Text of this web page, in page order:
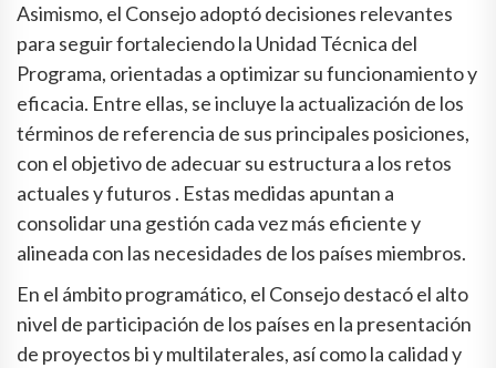
Asimismo, el Consejo adoptó decisiones relevantes
para seguir fortaleciendo la Unidad Técnica del
Programa, orientadas a optimizar su funcionamiento y
eficacia. Entre ellas, se incluye la actualización de los
términos de referencia de sus principales posiciones,
con el objetivo de adecuar su estructura a los retos
actuales y futuros . Estas medidas apuntan a
consolidar una gestión cada vez más eficiente y
alineada con las necesidades de los países miembros.
En el ámbito programático, el Consejo destacó el alto
nivel de participación de los países en la presentación
de proyectos bi y multilaterales, así como la calidad y